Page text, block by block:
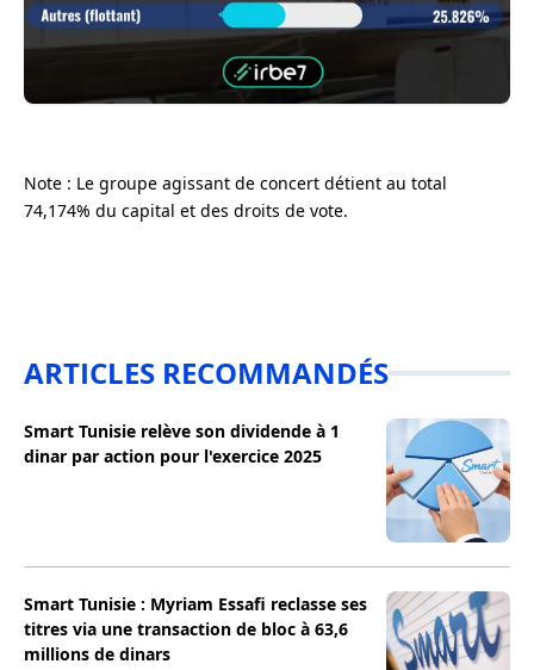
Note : Le groupe agissant de concert détient au total
74,174% du capital et des droits de vote.
ARTICLES RECOMMANDÉS
Smart Tunisie relève son dividende à 1
dinar par action pour l'exercice 2025
Smart Tunisie : Myriam Essafi reclasse ses
titres via une transaction de bloc à 63,6
millions de dinars